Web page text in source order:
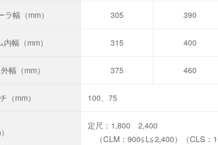
幅（mm） 305 390
幅（mm） 315 400
幅（mm） 375 460
（mm） 100、75
定尺：1,800 2,400
（CLM：900≦L≦2,400）（CLS：